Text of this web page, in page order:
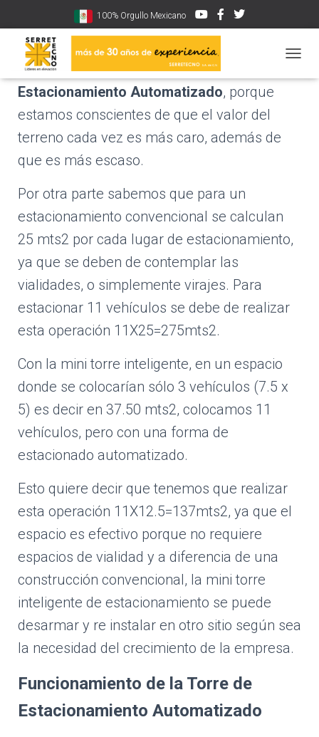
100% Orgullo Mexicano
En Serretecno contamos con laTorre de
Estacionamiento Automatizado, porque
estamos conscientes de que el valor del
terreno cada vez es más caro, además de
que es más escaso.
Por otra parte sabemos que para un
estacionamiento convencional se calculan
25 mts2 por cada lugar de estacionamiento,
ya que se deben de contemplar las
vialidades, o simplemente virajes. Para
estacionar 11 vehículos se debe de realizar
esta operación 11X25=275mts2.
Con la mini torre inteligente, en un espacio
donde se colocarían sólo 3 vehículos (7.5 x
5) es decir en 37.50 mts2, colocamos 11
vehículos, pero con una forma de
estacionado automatizado.
Esto quiere decir que tenemos que realizar
esta operación 11X12.5=137mts2, ya que el
espacio es efectivo porque no requiere
espacios de vialidad y a diferencia de una
construcción convencional, la mini torre
inteligente de estacionamiento se puede
desarmar y re instalar en otro sitio según sea
la necesidad del crecimiento de la empresa.
Funcionamiento de la Torre de
Estacionamiento Automatizado